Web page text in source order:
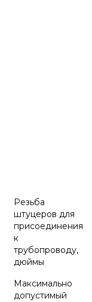
Резьба
штуцеров для
присоединения
к
трубопроводу,
дюймы
Максимально
допустимый